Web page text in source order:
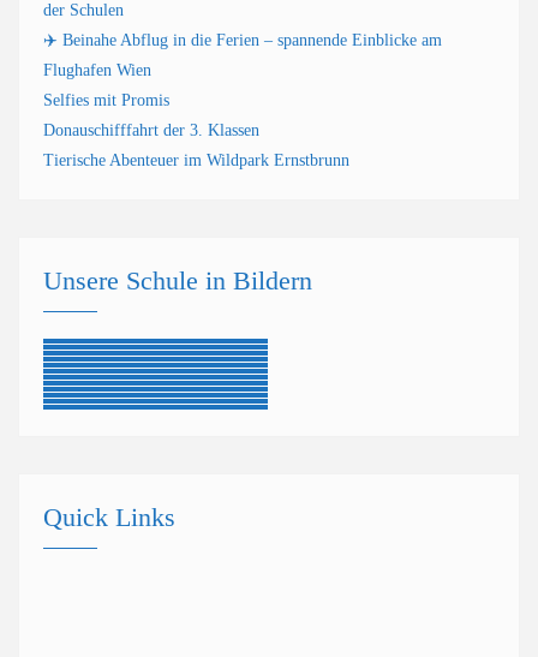
der Schulen
✈️ Beinahe Abflug in die Ferien – spannende Einblicke am
Flughafen Wien
Selfies mit Promis
Donauschifffahrt der 3. Klassen
Tierische Abenteuer im Wildpark Ernstbrunn
Unsere Schule in Bildern
Quick Links